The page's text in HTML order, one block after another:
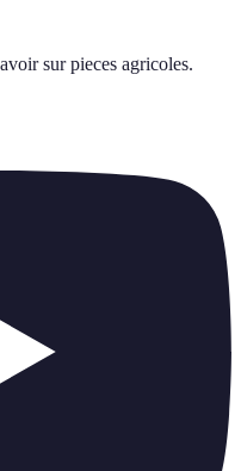
sur pieces agricoles.